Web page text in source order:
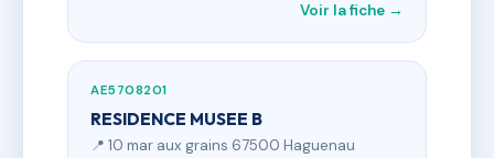
Voir la fiche →
AE5708201
RESIDENCE MUSEE B
📍 10 mar aux grains 67500 Haguenau